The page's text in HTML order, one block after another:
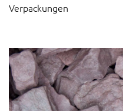
Verpackungen